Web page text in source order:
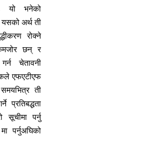
यो भनेको
यसको अर्थ ती
रोक्ने
छन् र
चेतावनी
एफएटीएफ
ती
प्रतिबद्धता
सूचीमा पर्नु
पर्नुअघिको